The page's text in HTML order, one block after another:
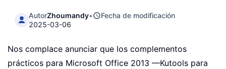
AutorZhoumandy•
Fecha de modificación
2025-03-06
Nos complace anunciar que los complementos
prácticos para Microsoft Office 2013 —Kutools para